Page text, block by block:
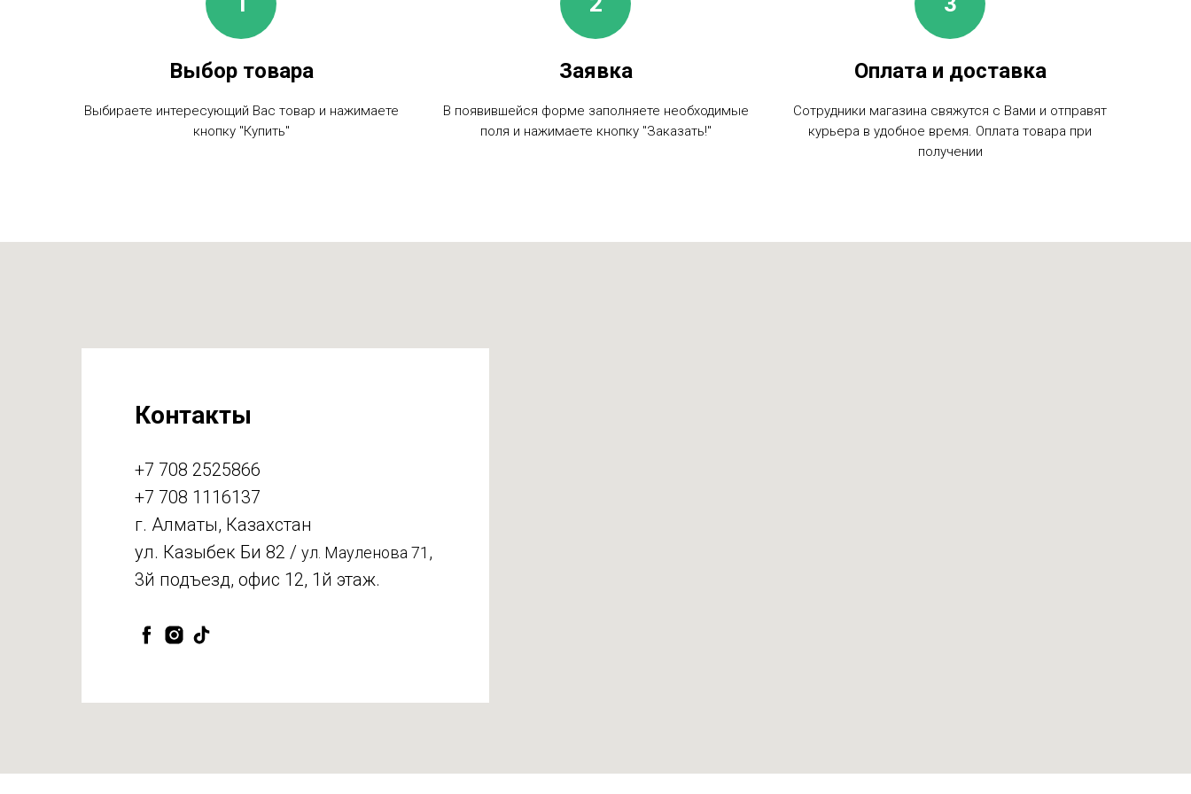
Выбор товара
Выбираете интересующий Вас товар и нажимаете
кнопку "Купить"
Заявка
В появившейся форме заполняете необходимые
поля и нажимаете кнопку "Заказать!"
Оплата и доставка
Сотрудники магазина свяжутся с Вами и отправят
курьера в удобное время. Оплата товара при
получении
Контакты
+7 708 2525866
+7 708 1116137
г. Алматы, Казахстан
ул. Казыбек Би 82 / ул. Мауленова 71 ,
3й подъезд, офис 12, 1й этаж.